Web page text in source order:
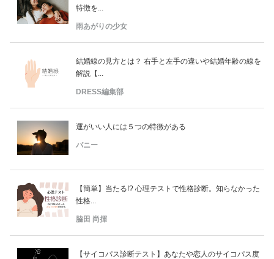
特徴を...
雨あがりの少女
結婚線の見方とは？ 右手と左手の違いや結婚年齢の線を
解説【...
DRESS編集部
運がいい人には５つの特徴がある
バニー
【簡単】当たる!? 心理テストで性格診断。知らなかった
性格...
脇田 尚揮
【サイコパス診断テスト】あなたや恋人のサイコパス度